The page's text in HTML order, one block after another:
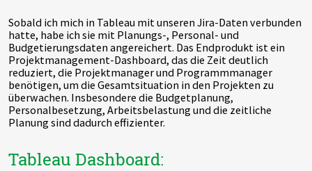
Sobald ich mich in Tableau mit unseren Jira-Daten verbunden
hatte, habe ich sie mit Planungs-, Personal- und
Budgetierungsdaten angereichert. Das Endprodukt ist ein
Projektmanagement-Dashboard, das die Zeit deutlich
reduziert, die Projektmanager und Programmmanager
benötigen, um die Gesamtsituation in den Projekten zu
überwachen. Insbesondere die Budgetplanung,
Personalbesetzung, Arbeitsbelastung und die zeitliche
Planung sind dadurch effizienter.
Tableau Dashboard: